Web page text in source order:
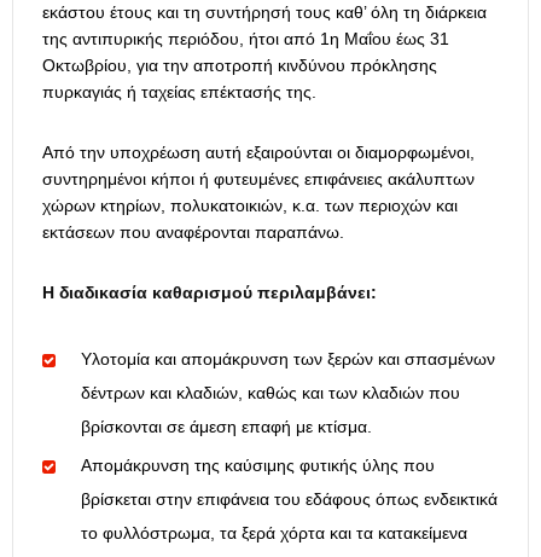
εκάστου έτους και τη συντήρησή τους καθ’ όλη τη διάρκεια
της αντιπυρικής περιόδου, ήτοι από 1η Μαΐου έως 31
Οκτωβρίου, για την αποτροπή κινδύνου πρόκλησης
πυρκαγιάς ή ταχείας επέκτασής της.
Από την υποχρέωση αυτή εξαιρούνται οι διαμορφωμένοι,
συντηρημένοι κήποι ή φυτευμένες επιφάνειες ακάλυπτων
χώρων κτηρίων, πολυκατοικιών, κ.α. των περιοχών και
εκτάσεων που αναφέρονται παραπάνω.
Η διαδικασία καθαρισμού περιλαμβάνει:
Υλοτομία και απομάκρυνση των ξερών και σπασμένων
δέντρων και κλαδιών, καθώς και των κλαδιών που
βρίσκονται σε άμεση επαφή με κτίσμα.
Απομάκρυνση της καύσιμης φυτικής ύλης που
βρίσκεται στην επιφάνεια του εδάφους όπως ενδεικτικά
το φυλλόστρωμα, τα ξερά χόρτα και τα κατακείμενα